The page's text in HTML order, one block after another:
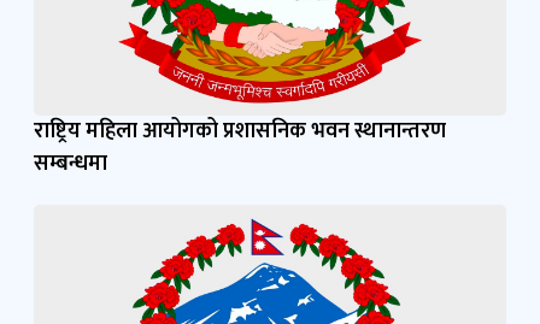
राष्ट्रिय महिला आयोगको प्रशासनिक भवन स्थानान्तरण
सम्बन्धमा